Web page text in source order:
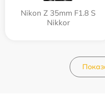
Nikon Z 35mm F1.8 S
Nikkor